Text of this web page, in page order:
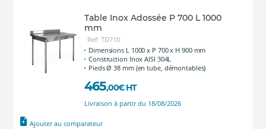
Table Inox Adossée P 700 L 1000
mm
Ref: TD710
Dimensions L 1000 x P 700 x H 900 mm
Construction Inox AISI 304L
Pieds Ø 38 mm (en tube, démontables)
465,00€ HT
Livraison à partir du 18/08/2026
Ajouter au comparateur